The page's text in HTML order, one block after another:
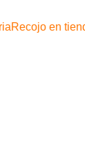
Recojo en
cantidad